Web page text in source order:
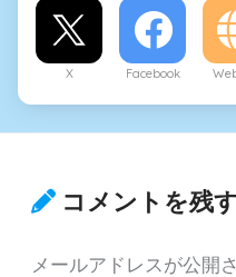
X Facebook
コメントを残
メールアドレスが公開